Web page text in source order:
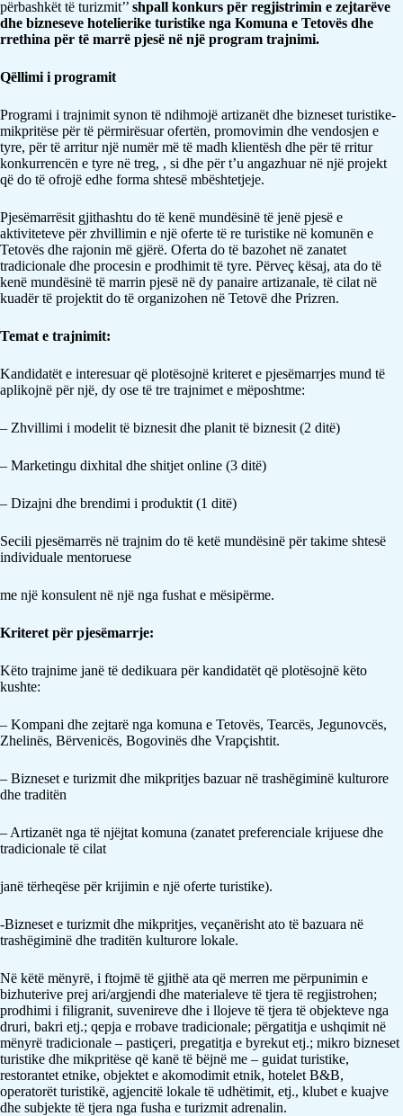
përbashkët të turizmit’’ shpall konkurs për regjistrimin e zejtarëve
dhe bizneseve hotelierike turistike nga Komuna e Tetovës dhe
rrethina për të marrë pjesë në një program trajnimi.
Qëllimi i programit
Programi i trajnimit synon të ndihmojë artizanët dhe bizneset turistike-
mikpritëse për të përmirësuar ofertën, promovimin dhe vendosjen e
tyre, për të arritur një numër më të madh klientësh dhe për të rritur
konkurrencën e tyre në treg, , si dhe për t’u angazhuar në një projekt
që do të ofrojë edhe forma shtesë mbështetjeje.
Pjesëmarrësit gjithashtu do të kenë mundësinë të jenë pjesë e
aktiviteteve për zhvillimin e një oferte të re turistike në komunën e
Tetovës dhe rajonin më gjërë. Oferta do të bazohet në zanatet
tradicionale dhe procesin e prodhimit të tyre. Përveç kësaj, ata do të
kenë mundësinë të marrin pjesë në dy panaire artizanale, të cilat në
kuadër të projektit do të organizohen në Tetovë dhe Prizren.
Temat e trajnimit:
Kandidatët e interesuar që plotësojnë kriteret e pjesëmarrjes mund të
aplikojnë për një, dy ose të tre trajnimet e mëposhtme:
– Zhvillimi i modelit të biznesit dhe planit të biznesit (2 ditë)
– Marketingu dixhital dhe shitjet online (3 ditë)
– Dizajni dhe brendimi i produktit (1 ditë)
Secili pjesëmarrës në trajnim do të ketë mundësinë për takime shtesë
individuale mentoruese
me një konsulent në një nga fushat e mësipërme.
Kriteret për pjesëmarrje:
Këto trajnime janë të dedikuara për kandidatët që plotësojnë këto
kushte:
– Kompani dhe zejtarë nga komuna e Tetovës, Tearcës, Jegunovcës,
Zhelinës, Bërvenicës, Bogovinës dhe Vrapçishtit.
– Bizneset e turizmit dhe mikpritjes bazuar në trashëgiminë kulturore
dhe traditën
– Artizanët nga të njëjtat komuna (zanatet preferenciale krijuese dhe
tradicionale të cilat
janë tërheqëse për krijimin e një oferte turistike).
-Bizneset e turizmit dhe mikpritjes, veçanërisht ato të bazuara në
trashëgiminë dhe traditën kulturore lokale.
Në këtë mënyrë, i ftojmë të gjithë ata që merren me përpunimin e
bizhuterive prej ari/argjendi dhe materialeve të tjera të regjistrohen;
prodhimi i filigranit, suvenireve dhe i llojeve të tjera të objekteve nga
druri, bakri etj.; qepja e rrobave tradicionale; përgatitja e ushqimit në
mënyrë tradicionale – pastiçeri, pregatitja e byrekut etj.; mikro bizneset
turistike dhe mikpritëse që kanë të bëjnë me – guidat turistike,
restorantet etnike, objektet e akomodimit etnik, hotelet B&B,
operatorët turistikë, agjencitë lokale të udhëtimit, etj., klubet e kuajve
dhe subjekte të tjera nga fusha e turizmit adrenalin.